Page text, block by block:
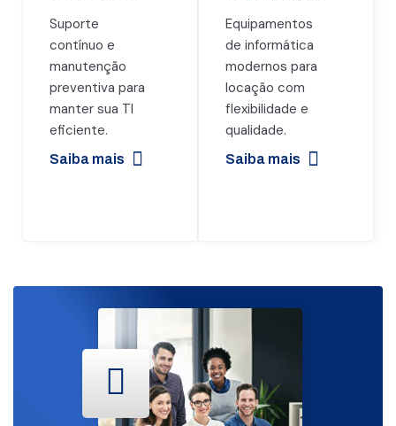
Suporte
contínuo e
manutenção
preventiva para
manter sua TI
eficiente.
Saiba mais
Equipamentos
de informática
modernos para
locação com
flexibilidade e
qualidade.
Saiba mais